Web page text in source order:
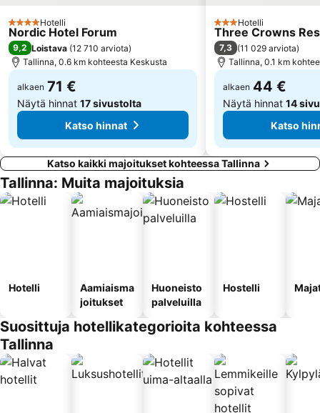
Lilleküla
Mustamäe asum
Sikupilli
Õismäe
Männiku
4 Tähtiluokitus
Hotelli
Nordic Hotel Forum
9,2 Loistava (12 710 arviota)
Tallinna, 0.6 km kohteesta Keskusta
alkaen 71 €
Näytä hinnat 17 sivustolta
Katso hinnat
3 Tähtiluokitus
Hotelli
Three Crowns
7,3 (11 029 arviota)
Tallinna, 0.1 km
alkaen 44 €
Näytä hinnat 14
Katso
Katso kaikki majoitukset kohteessa Tallinna
Tallinna: Muita majoituksia
Hotelli
Aamiaisma
joitukset
Huoneisto
palveluilla
Hostelli
Suosittuja hotellikategorioita kohteessa
Tallinna